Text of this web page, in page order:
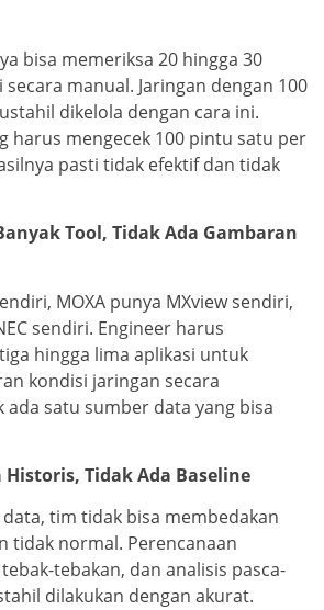
bisa memeriksa 20 hingga 30
manual. Jaringan dengan 100
dikelola dengan cara ini.
harus mengecek 100 pintu satu per
pasti tidak efektif dan tidak
Tool, Tidak Ada Gambaran
MOXA punya MXview sendiri,
sendiri. Engineer harus
hingga lima aplikasi untuk
kondisi jaringan secara
ada satu sumber data yang bisa
Historis, Tidak Ada Baseline
tim tidak bisa membedakan
tidak normal. Perencanaan
tebakan, dan analisis pasca-
dilakukan dengan akurat.